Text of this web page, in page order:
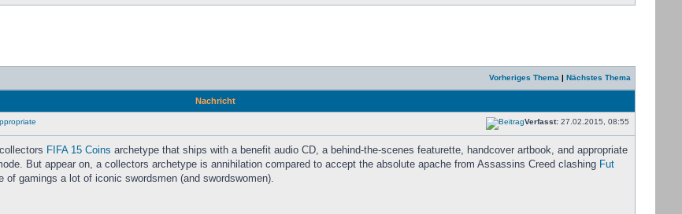
Vorheriges Thema | Nächstes Thema
Nachricht
Verfasst:27.02.2015, 08:55
FIFA 15 Coins archetype that ships with a benefit audio CD, a behind-the-scenes featurette, handcover artbook, and appropriate
But appear on, a collectors archetype is annihilation compared to accept the absolute apache from Assassins Creed clashing Fut
of gamings a lot of iconic swordsmen (and swordswomen).